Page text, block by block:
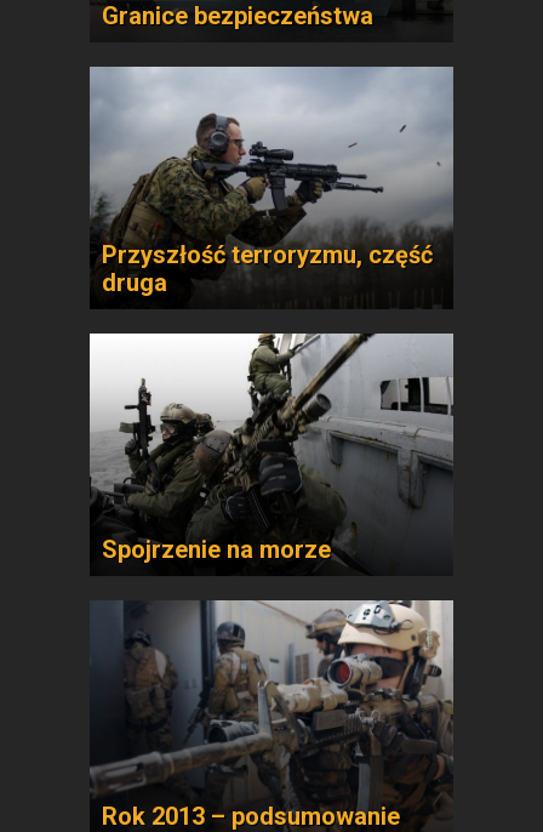
Granice bezpieczeństwa
Przyszłość terroryzmu, część
druga
Spojrzenie na morze
Rok 2013 – podsumowanie